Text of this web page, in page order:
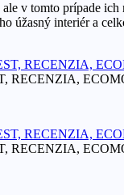
v tomto prípade
úžasný interiér a
RECENZIA,
RECENZIA,